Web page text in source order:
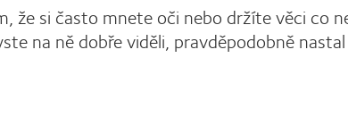
že si často mnete oči nebo držíte věci co
na ně dobře viděli, pravděpodobně